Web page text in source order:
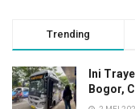
Trending
Ini
Bogor,